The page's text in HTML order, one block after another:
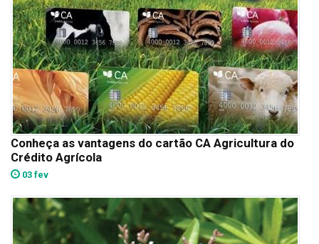
Conheça as vantagens do cartão CA Agricultura do
Crédito Agrícola
03 fev